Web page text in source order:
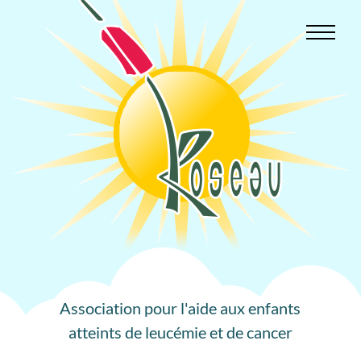
Association pour l'aide aux enfants
atteints de leucémie et de cancer